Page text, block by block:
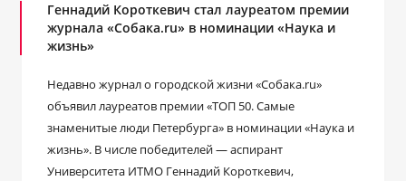
Геннадий Короткевич стал лауреатом премии
журнала «Собака.ru» в номинации «Наука и
жизнь»
Недавно журнал о городской жизни «Собака.ru»
объявил лауреатов премии «ТОП 50. Самые
знаменитые люди Петербурга» в номинации «Наука и
жизнь». В числе победителей — аспирант
Университета ИТМО Геннадий Короткевич,